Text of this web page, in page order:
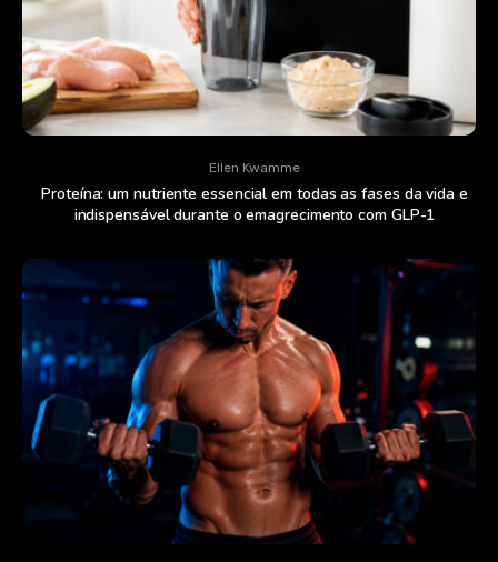
Ellen Kwamme
Proteína: um nutriente essencial em todas as fases da vida e
indispensável durante o emagrecimento com GLP-1